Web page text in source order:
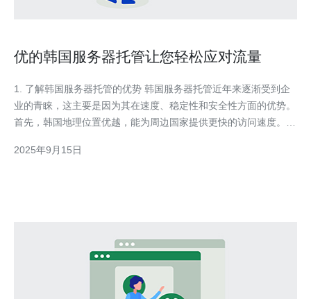
优的韩国服务器托管让您轻松应对流量
1. 了解韩国服务器托管的优势 韩国服务器托管近年来逐渐受到企
业的青睐，这主要是因为其在速度、稳定性和安全性方面的优势。
首先，韩国地理位置优越，能为周边国家提供更快的访问速度。其
最后，许多韩国服务器提供商还提供强大的安全防护措施，保护用
2025年9月15日